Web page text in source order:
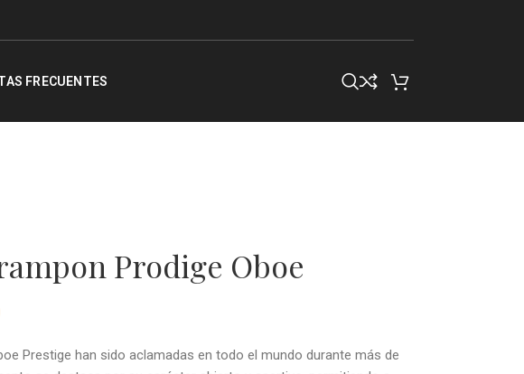
FRECUENTES
Prodige Oboe
Prestige han sido aclamadas en todo el mundo durante más de